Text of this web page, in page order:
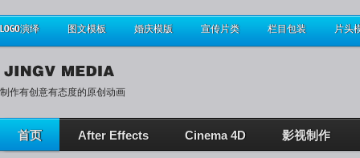
LOGO演绎 图文模板 婚庆模版 宣传片类 栏目包装 片头
制作有创意有态度的原创动画
首页 After Effects Cinema 4D 影视制作